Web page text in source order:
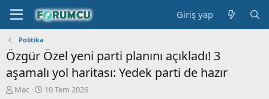
Giriş yap
Politika
Özgür Özel yeni parti planını açıkladı! 3
aşamalı yol haritası: Yedek parti de hazır
K
Mac
B10 Tem 2026